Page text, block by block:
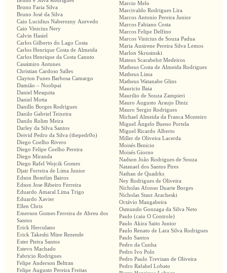
Bruno Faria Silva
Bruno José da Silva
Caio Lucidius Naberezny Azevedo
Caio Vinicius Nery
Calvin Hasiel
Carlos Gilberto do Lago Costa
Carlos Henrique Costa de Almeida
Carlos Henrique da Costa Canuto
Cassimiro Antunes
Christian Cardoso Salles
Clayton Funes Barbosa Camargo
Damião – Noobpai
Daniel Mesquita
Daniel Motta
Danillo Borges Rodrigues
Danilo Gabriel Teixeira
Danilo Rolim Meira
Darley da Silva Santos
Deivid Pedro da Silva (thepedr0o)
Diego Coelho Rivero
Diego Felipe Coelho Pereira
Diego Miranda
Diego Rafel Wojcik Gomes
Djair Ferreira de Lima Junior
Edson Bomfim Bairos
Edson Jose Ribeiro Ferreira
Eduardo Amaral Lima Trigo
Eduardo Xavier
Ellen Chris
Emerson Gomes Ferreira de Abreu dos
Santos
Erick Herculano
Erick Takeshi Mine Rezende
Ester Pietra Santos
Estevo Machado
Fabricio Rodrigues
Felipe Anderson Beltran
Felipe Augusto Pereira Freitas
Marcio Melo
Marcivaldo Rodrigues Lira
Marcos Antonio Pereira Junior
Marcos Fabiano Costa
Marcos Felipe Delfino
Marcos Vinicius de Souza Padua
Maria Ausirene Pereira Silva Lemos
Marlon Skrusinski
Mateus Scarabelot Medeiros
Matheus Costa de Almeida Rodrigues
Matheus Lima
Matheus Watanabe Glins
Mauricio Baia
Maurilio de Souza Zampieri
Mauro Augusto Araujo Diniz
Mauro Sergio Rodrigues
Michael Almeida da Franca Monteiro
Miguel Ângelo Bueno Portela
Miguel Ricardo Alberto
Miller de Oliveira Lacerda
Moisés Benicio
Moisés Giorno
Nadson João Rodrigues de Souza
Natanael dos Santos Pires
Nathan de Quadrks
Ney Rodrigues de Oliveira
Nicholas Afonso Duarte Borges
Nicholas Staut Aracheski
Octávio Mangabeira
Osmundo Gonzaga da Silva Neto
Paulo (caiu O Controle)
Paulo Akira Saito Junior
Paulo Renato de Lara Silva Rodrigues
Paulo Santos
Pedro da Cunha
Pedro Ivo Polo
Pedro Paulo Trevisan de Oliveira
Pedro Rafahel Lobato